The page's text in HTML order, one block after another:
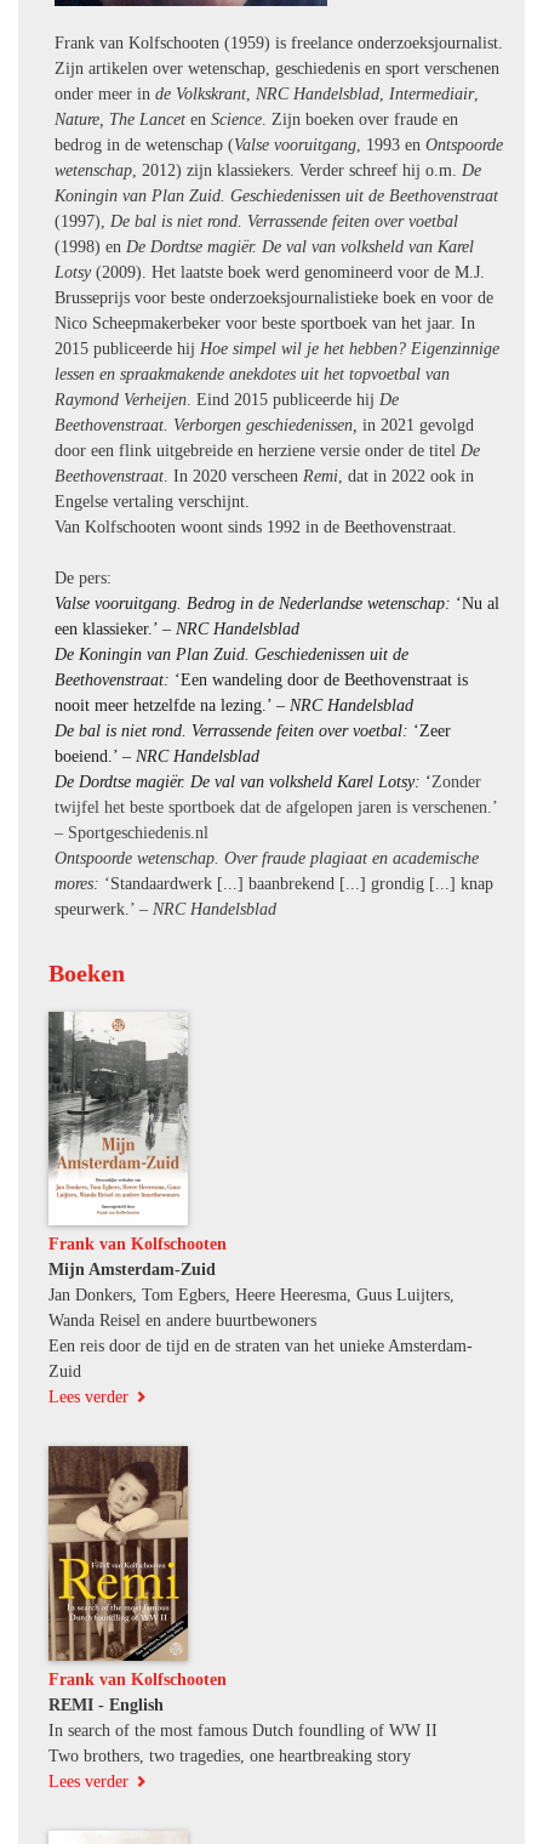
Frank van Kolfschooten (1959) is freelance onderzoeksjournalist.
Zijn artikelen over wetenschap, geschiedenis en sport verschenen
onder meer in de Volkskrant, NRC Handelsblad, Intermediair,
Nature, The Lancet en Science. Zijn boeken over fraude en
bedrog in de wetenschap (Valse vooruitgang, 1993 en Ontspoorde
wetenschap, 2012) zijn klassiekers. Verder schreef hij o.m. De
Koningin van Plan Zuid. Geschiedenissen uit de Beethovenstraat
(1997), De bal is niet rond. Verrassende feiten over voetbal
(1998) en De Dordtse magiër. De val van volksheld van Karel
Lotsy (2009). Het laatste boek werd genomineerd voor de M.J.
Brusseprijs voor beste onderzoeksjournalistieke boek en voor de
Nico Scheepmakerbeker voor beste sportboek van het jaar. In
2015 publiceerde hij Hoe simpel wil je het hebben? Eigenzinnige
lessen en spraakmakende anekdotes uit het topvoetbal van
Raymond Verheijen. Eind 2015 publiceerde hij De
Beethovenstraat. Verborgen geschiedenissen, in 2021 gevolgd
door een flink uitgebreide en herziene versie onder de titel De
Beethovenstraat. In 2020 verscheen Remi, dat in 2022 ook in
Engelse vertaling verschijnt.
Van Kolfschooten woont sinds 1992 in de Beethovenstraat.
De pers:
Valse vooruitgang. Bedrog in de Nederlandse wetenschap: ‘Nu al
een klassieker.’ – NRC Handelsblad
De Koningin van Plan Zuid. Geschiedenissen uit de
Beethovenstraat: ‘Een wandeling door de Beethovenstraat is
nooit meer hetzelfde na lezing.’ – NRC Handelsblad
De bal is niet rond. Verrassende feiten over voetbal: ‘Zeer
boeiend.’ – NRC Handelsblad
De Dordtse magiër. De val van volksheld Karel Lotsy: ‘Zonder
twijfel het beste sportboek dat de afgelopen jaren is verschenen.’
– Sportgeschiedenis.nl
Ontspoorde wetenschap. Over fraude plagiaat en academische
mores: ‘Standaardwerk [...] baanbrekend [...] grondig [...] knap
speurwerk.’ – NRC Handelsblad
Boeken
Frank van Kolfschooten
Mijn Amsterdam-Zuid
Jan Donkers, Tom Egbers, Heere Heeresma, Guus Luijters,
Wanda Reisel en andere buurtbewoners
Een reis door de tijd en de straten van het unieke Amsterdam-
Zuid
Lees verder
Frank van Kolfschooten
REMI - English
In search of the most famous Dutch foundling of WW II
Two brothers, two tragedies, one heartbreaking story
Lees verder